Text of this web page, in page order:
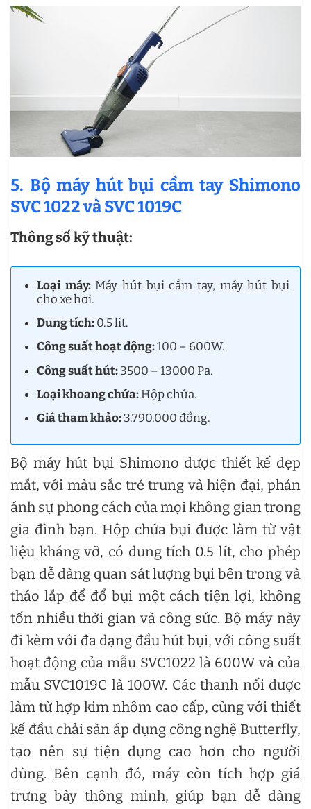
5. Bộ máy hút bụi cầm tay Shimono
SVC 1022 và SVC 1019C
Thông số kỹ thuật:
Loại máy:Máy hút bụi cầm tay, máy hút bụi
cho xe hơi.
Dung tích:0.5 lít.
Công suất hoạt động:100 – 600W.
Công suất hút:3500 – 13000 Pa.
Loại khoang chứa:Hộp chứa.
Giá tham khảo:3.790.000 đồng.
Bộ máy hút bụi Shimono được thiết kế đẹp
mắt, với màu sắc trẻ trung và hiện đại, phản
ánh sự phong cách của mọi không gian trong
gia đình bạn. Hộp chứa bụi được làm từ vật
liệu kháng vỡ, có dung tích 0.5 lít, cho phép
bạn dễ dàng quan sát lượng bụi bên trong và
tháo lắp để đổ bụi một cách tiện lợi, không
tốn nhiều thời gian và công sức. Bộ máy này
đi kèm với đa dạng đầu hút bụi, với công suất
hoạt động của mẫu SVC1022 là 600W và của
mẫu SVC1019C là 100W. Các thanh nối được
làm từ hợp kim nhôm cao cấp, cùng với thiết
kế đầu chải sàn áp dụng công nghệ Butterfly,
tạo nên sự tiện dụng cao hơn cho người
dùng. Bên cạnh đó, máy còn tích hợp giá
trưng bày thông minh, giúp bạn dễ dàng